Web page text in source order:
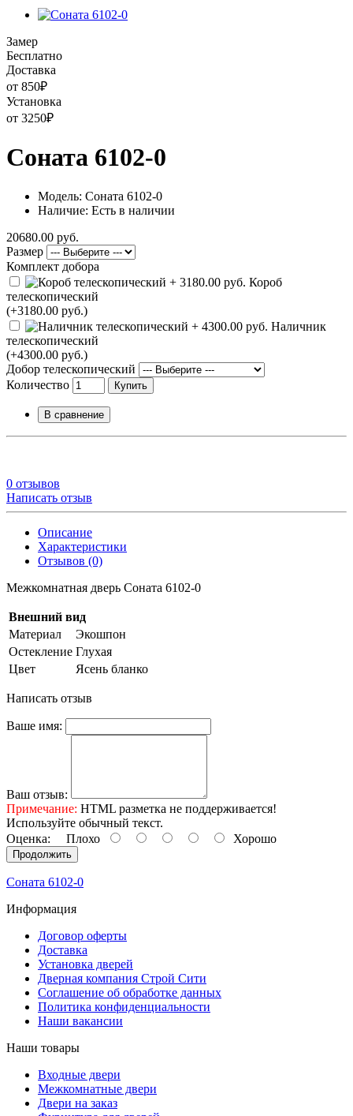
Замер
Бесплатно
Доставка
от 850₽
Установка
от 3250₽
Соната 6102-0
Модель: Соната 6102-0
Наличие: Есть в наличии
20680.00 руб.
Размер
Комплект добора
Короб
телескопический
(+3180.00 руб.)
Наличник
телескопический
(+4300.00 руб.)
Добор телескопический
Количество
Купить
В сравнение
0 отзывов
Написать отзыв
Описание
Характеристики
Отзывов (0)
Межкомнатная дверь Соната 6102-0
Внешний вид
Материал
Экошпон
Остекление Глухая
Цвет
Ясень бланко
Написать отзыв
Ваше имя:
Ваш отзыв:
Примечание: HTML разметка не поддерживается!
Используйте обычный текст.
Оценка: Плохо Хорошо
Продолжить
Соната 6102-0
Информация
Договор оферты
Доставка
Установка дверей
Дверная компания Строй Сити
Соглашение об обработке данных
Политика конфиденциальности
Наши вакансии
Наши товары
Входные двери
Межкомнатные двери
Двери на заказ